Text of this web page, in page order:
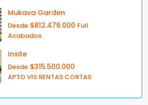
Mukava Garden
Desde $812.476.000 Full
Acabados
Insite
Desde $315.500.000
APTO VIS RENTAS CORTAS